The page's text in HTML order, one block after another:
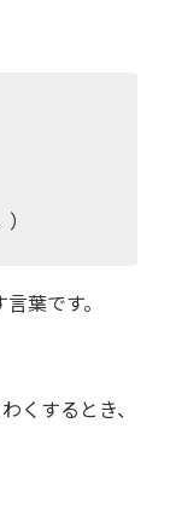
葉です。
くするとき、